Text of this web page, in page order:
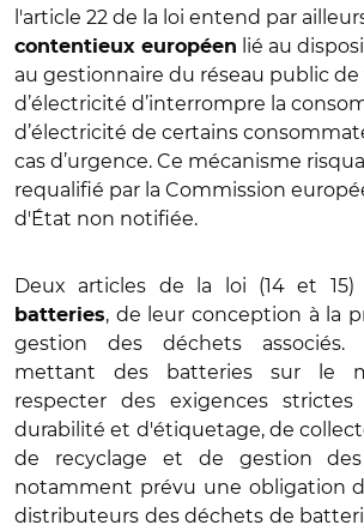
l'article 22 de la loi entend par
contentieux européen
lié au
au gestionnaire du réseau public
d’électricité d’interrompre la
d’électricité de certains
cas d’urgence. Ce mécanisme
requalifié par la Commission
d'État non notifiée.
Deux articles de la loi (14 et
batteries, de leur conception à la
gestion des déchets associés.
mettant des batteries sur le
respecter des exigences
durabilité et d'étiquetage, de
de recyclage et de gestion
notamment prévu une obligation
distributeurs des déchets de